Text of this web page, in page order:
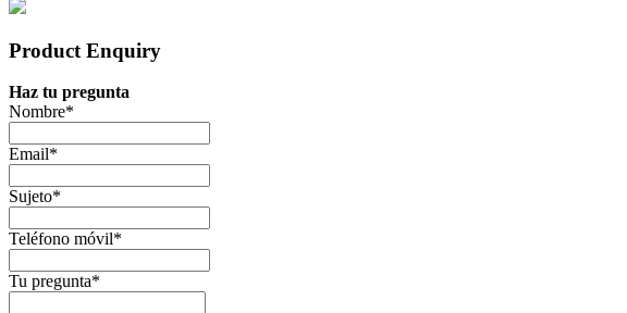
Product Enquiry
Haz tu pregunta
Nombre*
Email*
Sujeto*
Teléfono móvil*
Tu pregunta*